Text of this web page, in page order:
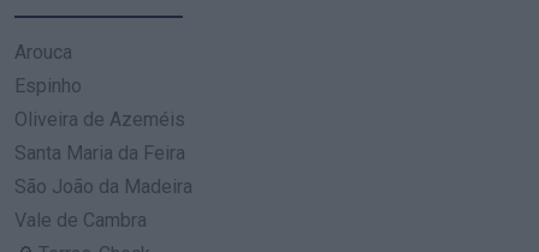
Arouca
Espinho
Oliveira de Azeméis
Santa Maria da Feira
São João da Madeira
Vale de Cambra